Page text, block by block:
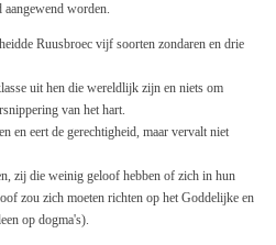
worden.
Ruusbroec vijf soorten zondaren en drie
uit hen die wereldlijk zijn en niets om
van het hart.
en eert de gerechtigheid, maar vervalt niet
zij die weinig geloof hebben of zich in hun
zou zich moeten richten op het Goddelijke en
op dogma's).